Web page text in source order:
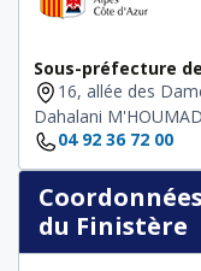
Sous-préfecture
16, allée des
Dahalani
04 92 36 72 00
du Finistère